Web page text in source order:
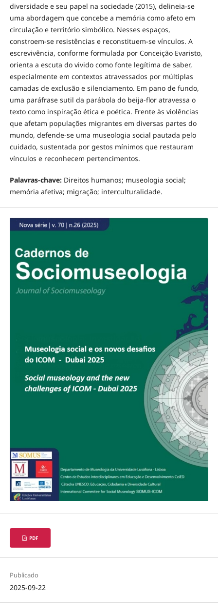
diversidade e seu papel na sociedade (2015), delineia-se
uma abordagem que concebe a memória como afeto em
circulação e território simbólico. Nesses espaços,
constroem-se resistências e reconstituem-se vínculos. A
escrevivência, conforme formulada por Conceição Evaristo,
orienta a escuta do vivido como fonte legítima de saber,
especialmente em contextos atravessados por múltiplas
camadas de exclusão e silenciamento. Em pano de fundo,
uma paráfrase sutil da parábola do beija-flor atravessa o
texto como inspiração ética e poética. Frente às violências
que afetam populações migrantes em diversas partes do
mundo, defende-se uma museologia social pautada pelo
cuidado, sustentada por gestos mínimos que restauram
vínculos e reconhecem pertencimentos.
Palavras-chave: Direitos humanos; museologia social;
memória afetiva; migração; interculturalidade.
PDF
Publicado
2025-09-22